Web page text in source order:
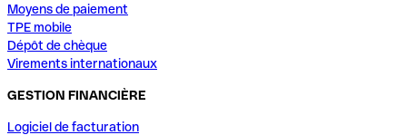
Moyens de paiement
TPE mobile
Dépôt de chèque
Virements internationaux
GESTION FINANCIÈRE
Logiciel de facturation